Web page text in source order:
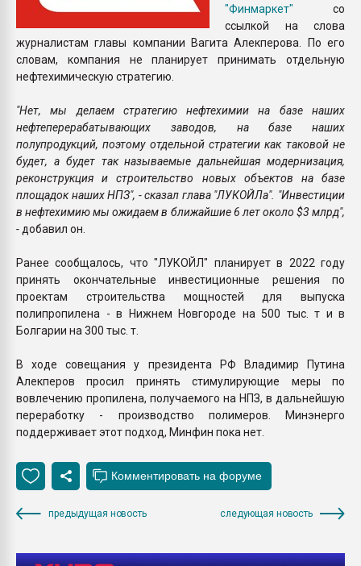
"Финмаркет" со
ссылкой на слова
журналистам главы компании Вагита Алекперова. По его
словам, компания не планирует принимать отдельную
нефтехимическую стратегию.
"Нет, мы делаем стратегию нефтехимии на базе наших
нефтеперерабатывающих заводов, на базе наших
полупродукций, поэтому отдельной стратегии как таковой не
будет, а будет так называемые дальнейшая модернизация,
реконструкция и строительство новых объектов на базе
площадок наших НПЗ", - сказал глава "ЛУКОЙЛа". "Инвестиции
в нефтехимию мы ожидаем в ближайшие 6 лет около $3 млрд",
- добавил он.
Ранее сообщалось, что "ЛУКОЙЛ" планирует в 2022 году
принять окончательные инвестиционные решения по
проектам строительства мощностей для выпуска
полипропилена - в Нижнем Новгороде на 500 тыс. т и в
Болгарии на 300 тыс. т.
В ходе совещания у президента РФ Владимир Путина
Алекперов просил принять стимулирующие меры по
вовлечению пропилена, получаемого на НПЗ, в дальнейшую
переработку - производство полимеров. Минэнерго
поддерживает этот подход, Минфин пока нет.
предыдущая новость следующая новость